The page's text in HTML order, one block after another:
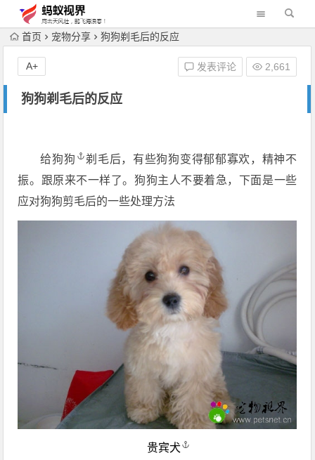
首页 宠物分享 狗狗剃毛后的反应
狗狗剃毛后的反应
发表评论 2,661
A+
给狗狗
剃毛后，有些狗狗变得郁郁寡欢，精神不
振。跟原来不一样了。狗狗主人不要着急，下面是一些
应对狗狗剪毛后的一些处理方法
贵宾犬